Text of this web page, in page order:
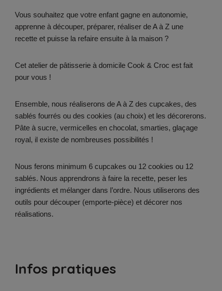
Vous souhaitez que votre enfant gagne en autonomie,
apprenne à découper, préparer, réaliser de A à Z une
recette et puisse la refaire ensuite à la maison ?
Cet atelier de pâtisserie à domicile Cook & Croc est fait
pour vous !
Ensemble, nous réaliserons de A à Z des cupcakes, des
sablés fourrés ou des cookies (au choix) et les décorerons.
Pâte à sucre, vermicelles en chocolat, smarties, glaçage
royal, il existe de nombreuses possibilités !
Nous ferons minimum 6 cupcakes ou 12 cookies ou 12
sablés. Nous apprendrons à faire la recette, peser les
ingrédients et mélanger dans l’ordre. Nous utiliserons des
outils pour découper (emporte-pièce) et décorer nos
réalisations.
Infos pratiques